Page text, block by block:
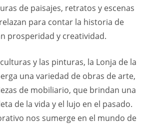
de paisajes, retratos y escenas
para contar la historia de
prosperidad y creatividad.
y las pinturas, la Lonja de la
una variedad de obras de arte,
de mobiliario, que brindan una
de la vida y el lujo en el pasado.
nos sumerge en el mundo de